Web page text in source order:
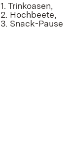
1. Trinkoasen,
2. Hochbeete,
3. Snack-Pause